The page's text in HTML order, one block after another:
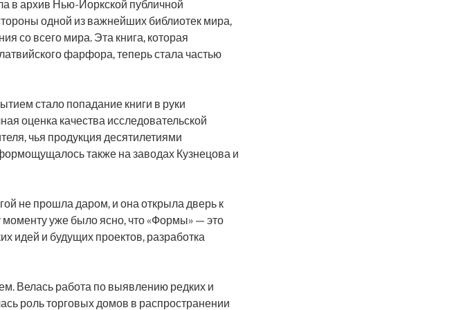
в архив Нью-Йоркской публичной
одной из важнейших библиотек мира,
со всего мира. Эта книга, которая
фарфора, теперь стала частью
стало попадание книги в руки
оценка качества исследовательской
чья продукция десятилетиями
также на заводах Кузнецова и
не прошла даром, и она открыла дверь к
уже было ясно, что «Формы» — это
идей и будущих проектов, разработка
Велась работа по выявлению редких и
роль торговых домов в распространении